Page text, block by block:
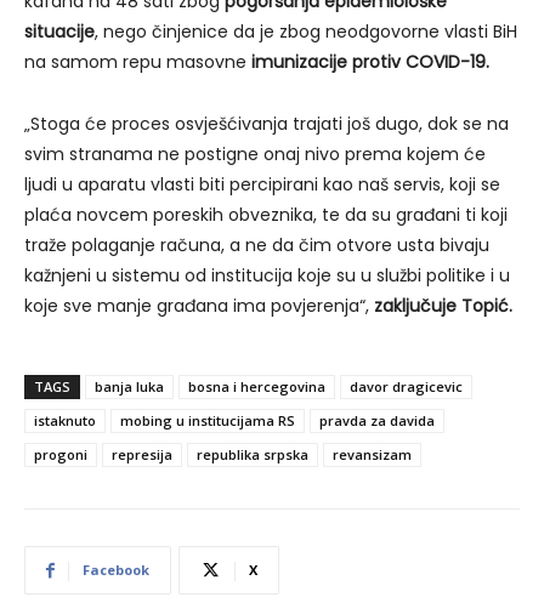
situacije, nego činjenice da je zbog neodgovorne vlasti BiH
na samom repu masovne imunizacije protiv COVID-19.
„Stoga će proces osvješćivanja trajati još dugo, dok se na
svim stranama ne postigne onaj nivo prema kojem će
ljudi u aparatu vlasti biti percipirani kao naš servis, koji se
plaća novcem poreskih obveznika, te da su građani ti koji
traže polaganje računa, a ne da čim otvore usta bivaju
kažnjeni u sistemu od institucija koje su u službi politike i u
koje sve manje građana ima povjerenja“, zaključuje Topić.
TAGS banja luka bosna i hercegovina
davor dragicevic
istaknuto
mobing u institucijama RS
pravda za davida
progoni
represija republika srpska revansizam
Facebook X